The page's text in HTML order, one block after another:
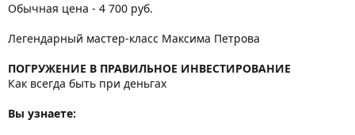
Обычная цена - 4 700 руб.
Легендарный мастер-класс Максима Петрова
ПОГРУЖЕНИЕ В ПРАВИЛЬНОЕ ИНВЕСТИРОВАНИЕ
Как всегда быть при деньгах
Вы узнаете: